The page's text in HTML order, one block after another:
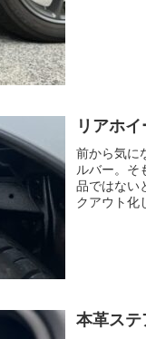
リアホ
前から気に
ルバー。そ
品ではない
クアウト化
本革ステ